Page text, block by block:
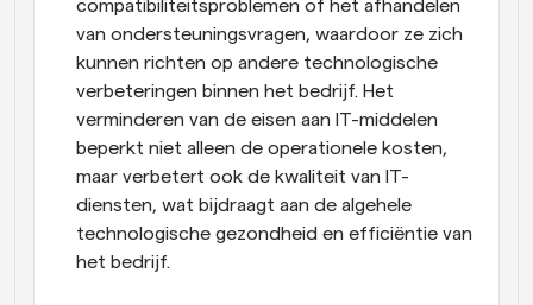
compatibiliteitsproblemen of het afhandelen
van ondersteuningsvragen, waardoor ze zich
kunnen richten op andere technologische
verbeteringen binnen het bedrijf. Het
verminderen van de eisen aan IT-middelen
beperkt niet alleen de operationele kosten,
maar verbetert ook de kwaliteit van IT-
diensten, wat bijdraagt aan de algehele
technologische gezondheid en efficiëntie van
het bedrijf.